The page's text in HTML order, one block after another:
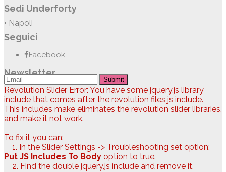
Sedi Underforty
• Napoli
Seguici
Facebook
Newsletter
Submit
Revolution Slider Error: You have some jquery.js library
include that comes after the revolution files js include.
This includes make eliminates the revolution slider libraries,
and make it not work.
To fix it you can:
1. In the Slider Settings -> Troubleshooting set option:
Put JS Includes To Body option to true.
2. Find the double jquery.js include and remove it.